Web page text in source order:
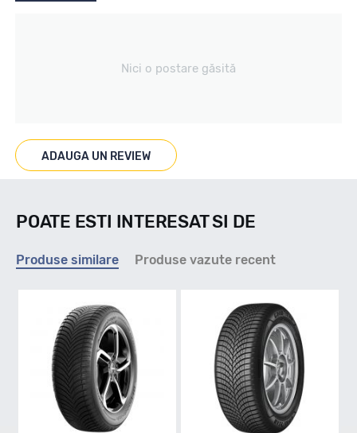
Marcaje
Indice viteza
H - max 210km/h
Indice greutate
Nici o postare găsită
ADAUGA UN REVIEW
POATE ESTI INTERESAT SI DE
Produse similare Produse vazute recent